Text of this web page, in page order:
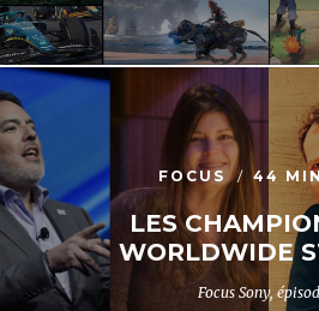
FOCUS 44
LES
WORLDWIDE
Focus Sony,